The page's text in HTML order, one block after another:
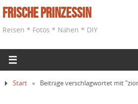
Frische Prinzessin
Reisen * Fotos * Nähen * DIY
Start » Beiträge verschlagwortet mit